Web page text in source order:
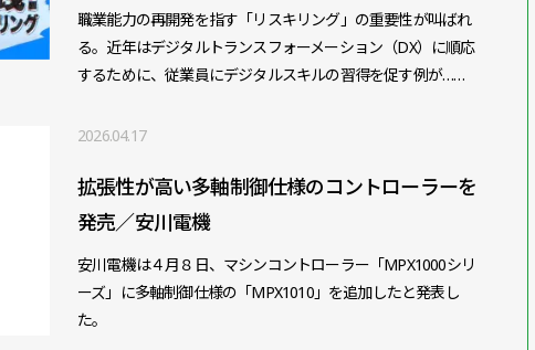
職業能力の再開発を指す「リスキリング」の重要性が叫ばれ
る。近年はデジタルトランスフォーメーション（DX）に順応
するために、従業員にデジタルスキルの習得を促す例が……
2026.04.17
拡張性が高い多軸制御仕様のコントローラーを
発売／安川電機
安川電機は４月８日、マシンコントローラー「MPX1000シリ
ーズ」に多軸制御仕様の「MPX1010」を追加したと発表し
た。